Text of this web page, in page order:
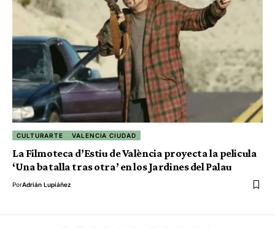
CULTURARTE VALENCIA CIUDAD
La Filmoteca d’Estiu de València proyecta la pelicula
‘Una batalla tras otra’ en los Jardines del Palau
PorAdrián Lupiáñez